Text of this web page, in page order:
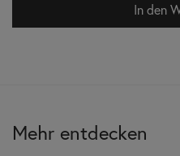
In den
Mehr entdecken